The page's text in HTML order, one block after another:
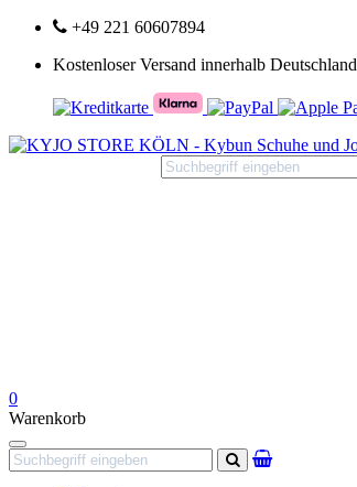
+49 221 60607894
Kostenloser Versand innerhalb Deutschland
0
Warenkorb
Navigation
Suchen